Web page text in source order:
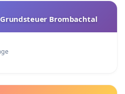
Brombachtal